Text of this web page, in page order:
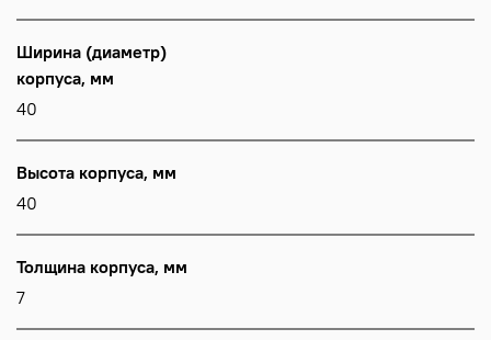
Ширина (диаметр)
корпуса, мм
40
Высота корпуса, мм
40
Толщина корпуса, мм
7